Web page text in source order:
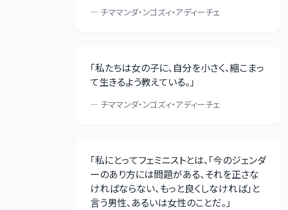
— チママンダ・ンゴズィ・アディーチェ
「私たちは女の子に、自分を小さく、縮こまっ
て生きるよう教えている。」
— チママンダ・ンゴズィ・アディーチェ
「私にとってフェミニストとは、「今のジェンダ
ーのあり方には問題がある、それを正さな
ければならない、もっと良くしなければ」と
言う男性、あるいは女性のことだ。」